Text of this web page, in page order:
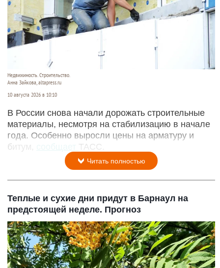
Недвижимость. Строительство.
Анна Зайкова, altapress.ru
10 августа 2026 в 10:10
В России снова начали дорожать строительные
материалы, несмотря на стабилизацию в начале
года. Особенно выросли цены на арматуру и
битум,
сообщает ТАСС.
Читать полностью
Теплые и сухие дни придут в Барнаул на
предстоящей неделе. Прогноз